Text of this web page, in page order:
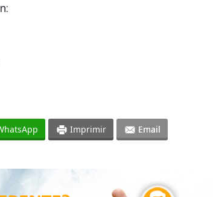
Imprimir Email